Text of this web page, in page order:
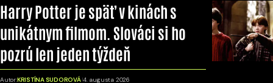
Harry Potter je späť v kinách s
unikátnym filmom. Slováci si ho
pozrú len jeden týždeň
Autor:KRISTÍNA SUDOROVÁ 4. augusta 2026